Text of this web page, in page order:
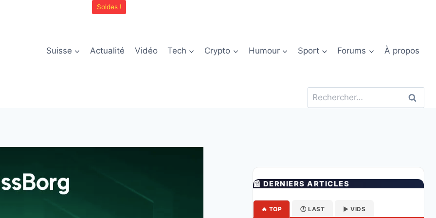
Soldes !
Suisse Actualité Vidéo Tech Crypto Humour Sport Forums À propos
Rechercher :
📰 DERNIERS ARTICLES
🔥 TOP 🕐 LAST ▶️ VIDS